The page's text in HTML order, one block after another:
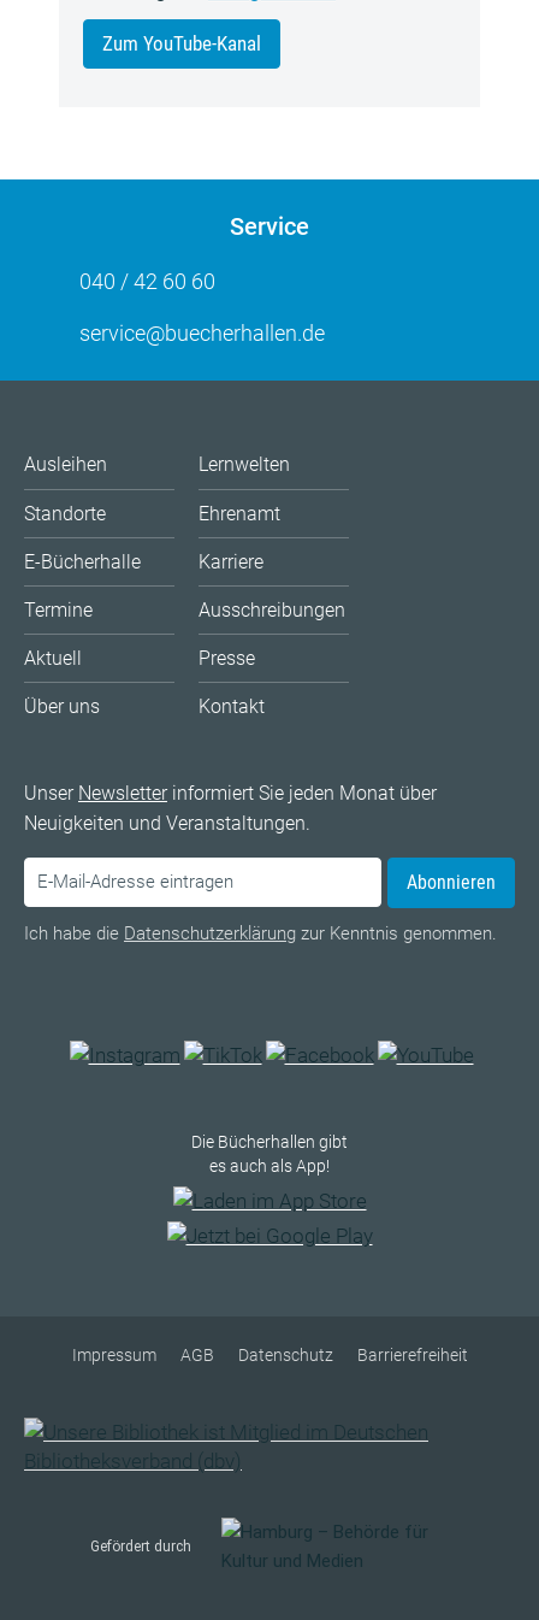
Zum YouTube-Kanal
Service
040 / 42 60 60
service@buecherhallen.de
Ausleihen
Standorte
E-Bücherhalle
Termine
Aktuell
Über uns
Lernwelten
Ehrenamt
Karriere
Ausschreibungen
Presse
Kontakt
Unser Newsletterinformiert Sie jeden Monat über
Neuigkeiten und Veranstaltungen.
Abonnieren
Ich habe die Datenschutzerklärung zur Kenntnis genommen.
Die Bücherhallen gibt
es auch als App!
Impressum AGB Datenschutz Barrierefreiheit
Gefördert durch